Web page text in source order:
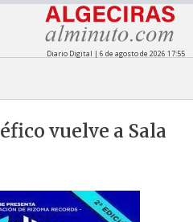
Diario Digital | 6 de agosto de 2026 17:55
vuelve a Sala